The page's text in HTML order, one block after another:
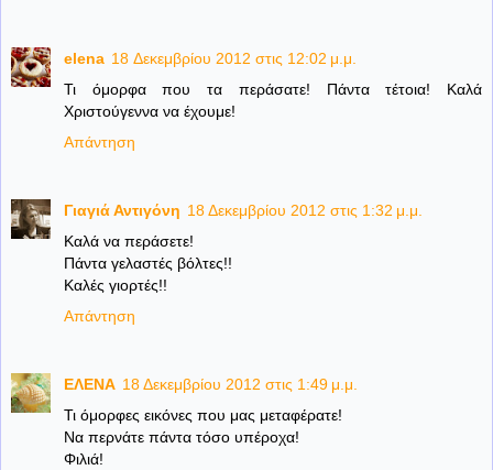
elena 18 Δεκεμβρίου 2012 στις 12:02 μ.μ.
Τι όμορφα που τα περάσατε! Πάντα τέτοια! Καλά
Χριστούγεννα να έχουμε!
Απάντηση
Γιαγιά Αντιγόνη 18 Δεκεμβρίου 2012 στις 1:32 μ.μ.
Καλά να περάσετε!
Πάντα γελαστές βόλτες!!
Καλές γιορτές!!
Απάντηση
ΕΛΕΝΑ 18 Δεκεμβρίου 2012 στις 1:49 μ.μ.
Τι όμορφες εικόνες που μας μεταφέρατε!
Να περνάτε πάντα τόσο υπέροχα!
Φιλιά!